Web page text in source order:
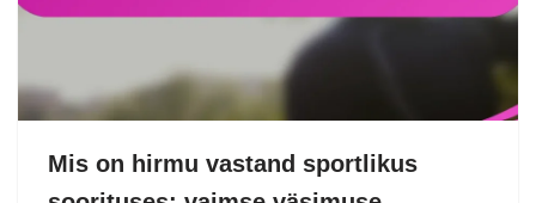
Mis on hirmu vastand sportlikus